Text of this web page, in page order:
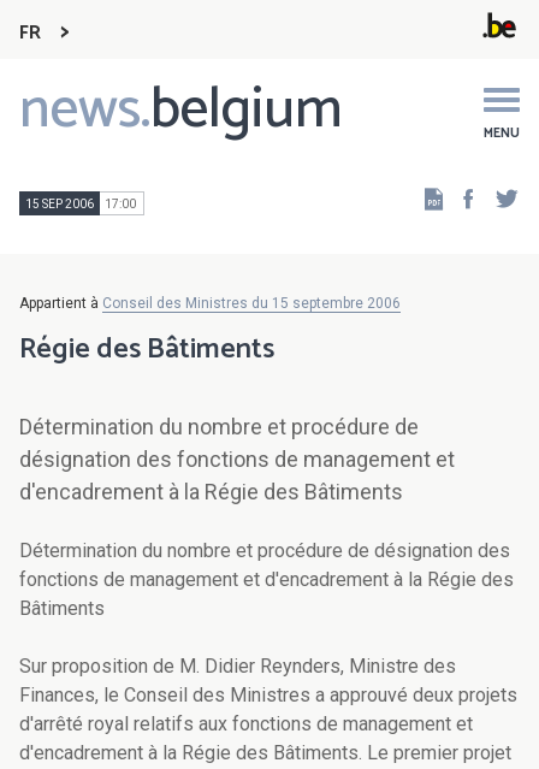
FR
news.belgium MENU
Main
navigation
15 SEP 2006 17:00
Appartient à Conseil des Ministres du 15 septembre 2006
Régie des Bâtiments
Détermination du nombre et procédure de
désignation des fonctions de management et
d'encadrement à la Régie des Bâtiments
Détermination du nombre et procédure de désignation des
fonctions de management et d'encadrement à la Régie des
Bâtiments
Sur proposition de M. Didier Reynders, Ministre des
Finances, le Conseil des Ministres a approuvé deux projets
d'arrêté royal relatifs aux fonctions de management et
d'encadrement à la Régie des Bâtiments. Le premier projet